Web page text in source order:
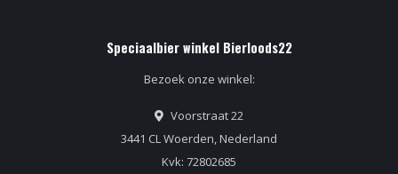
Speciaalbier winkel Bierloods22
Bezoek onze winkel:
Voorstraat 22
3441 CL Woerden, Nederland
Kvk: 72802685